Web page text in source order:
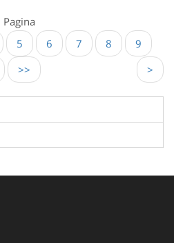
Pagina
5 6 7 8
9
>
>>